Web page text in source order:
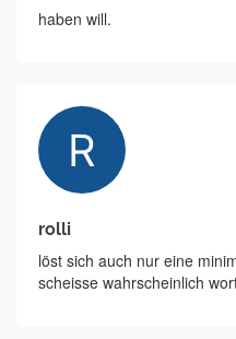
haben will.
rolli
löst sich auch nur eine
scheisse wahrscheinlich